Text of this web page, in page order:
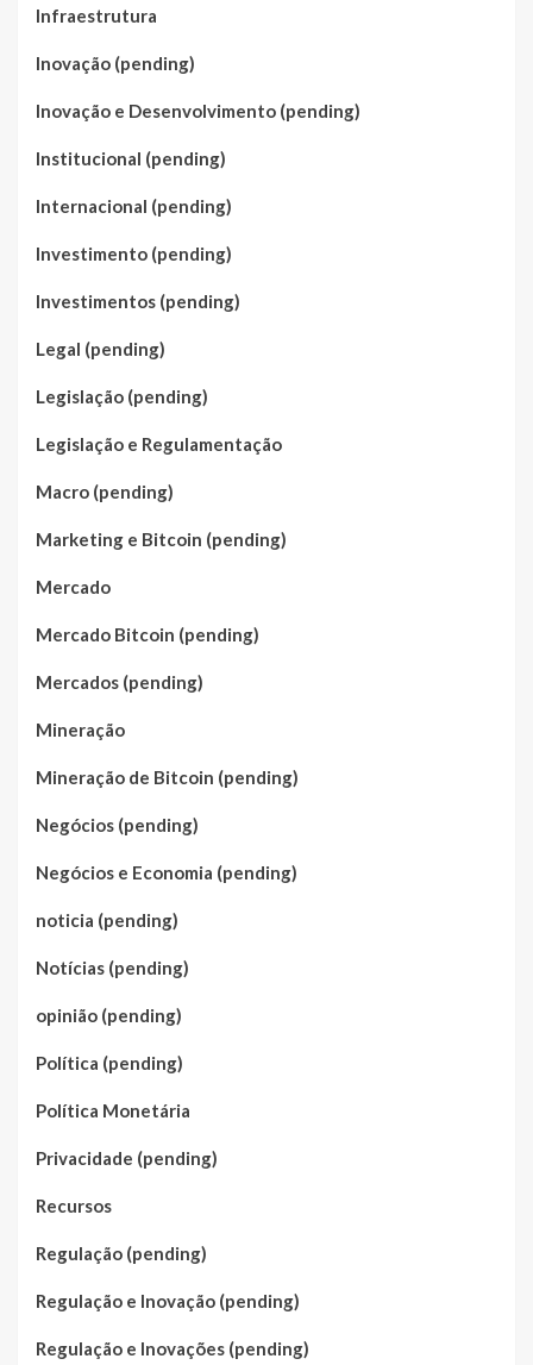
Infraestrutura
Inovação (pending)
Inovação e Desenvolvimento (pending)
Institucional (pending)
Internacional (pending)
Investimento (pending)
Investimentos (pending)
Legal (pending)
Legislação (pending)
Legislação e Regulamentação
Macro (pending)
Marketing e Bitcoin (pending)
Mercado
Mercado Bitcoin (pending)
Mercados (pending)
Mineração
Mineração de Bitcoin (pending)
Negócios (pending)
Negócios e Economia (pending)
noticia (pending)
Notícias (pending)
opinião (pending)
Política (pending)
Política Monetária
Privacidade (pending)
Recursos
Regulação (pending)
Regulação e Inovação (pending)
Regulação e Inovações (pending)